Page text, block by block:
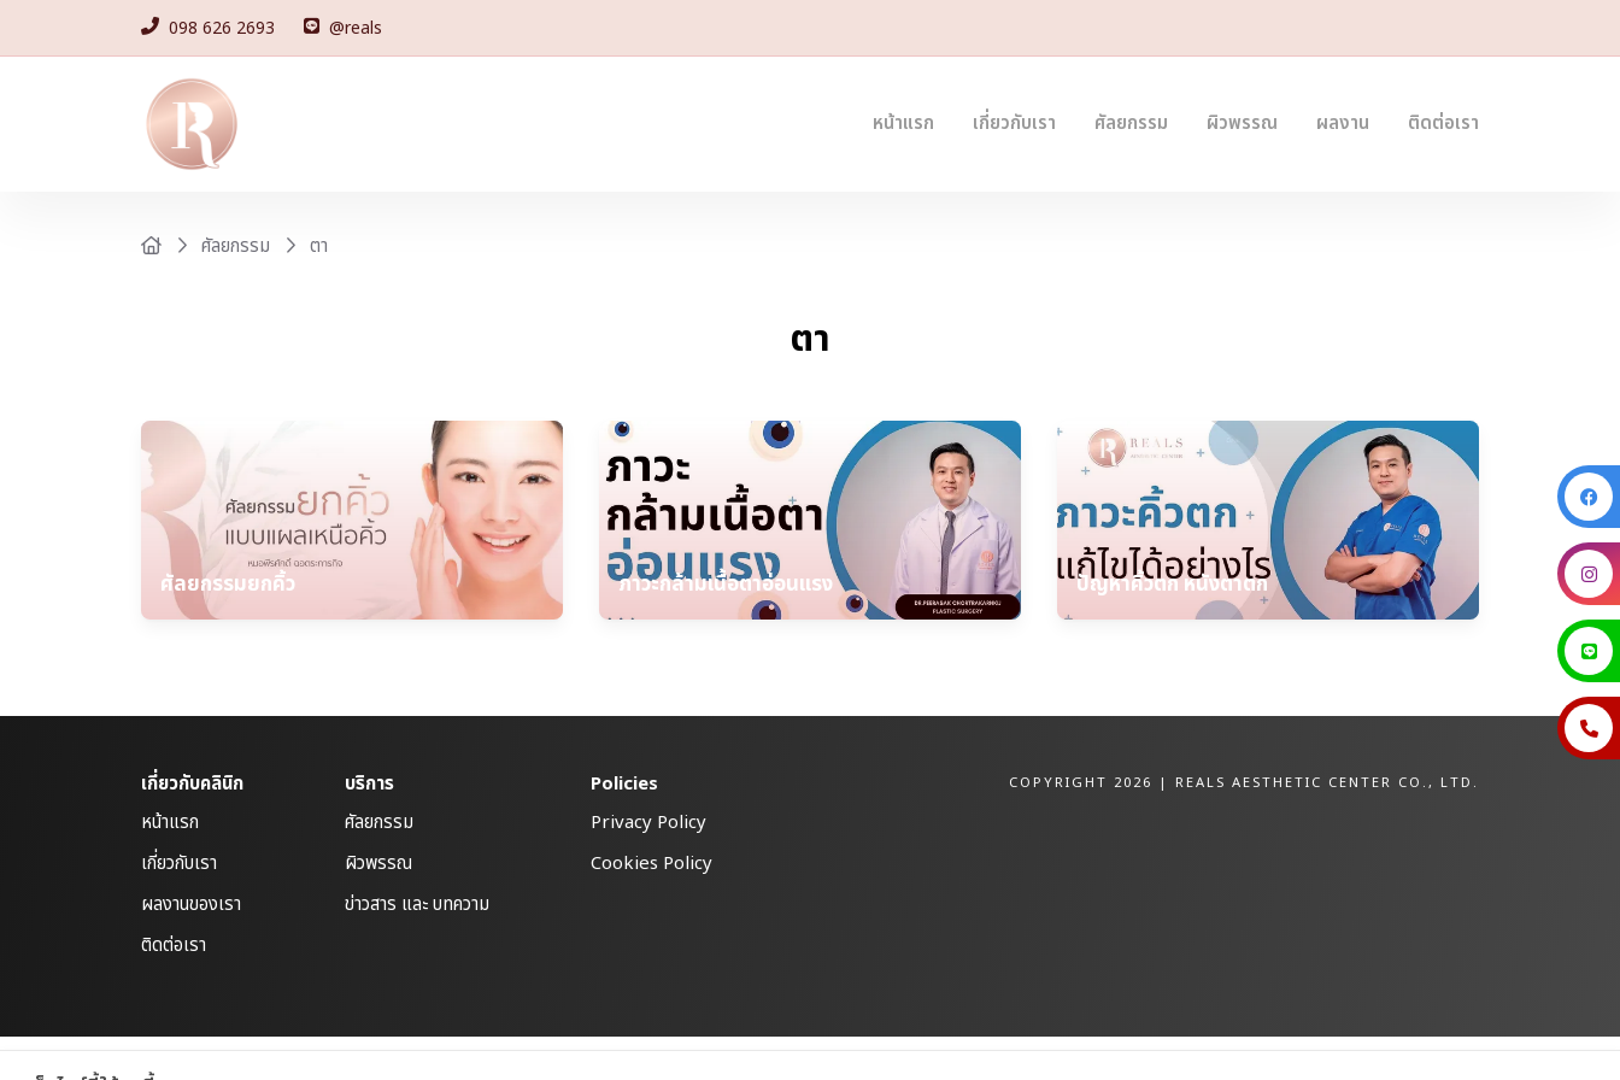
098 626 2693 @reals
หน้าแรก เกี่ยวกับเรา ศัลยกรรม ผิวพรรณ ผลงาน ติดต่อเรา
ศัลยกรรม ตา
ตา
ศัลยกรรมยกคิ้ว ภาวะกล้ามเนื้อตาอ่อนแรง ปัญหาคิ้วตก หนังตาตก
เกี่ยวกับคลินิก
หน้าแรก
เกี่ยวกับเรา
ผลงานของเรา
ติดต่อเรา
บริการ
ศัลยกรรม
ผิวพรรณ
ข่าวสาร และ บทความ
Policies
Privacy Policy
Cookies Policy
COPYRIGHT 2026 | REALS AESTHETIC CENTER CO., LTD.